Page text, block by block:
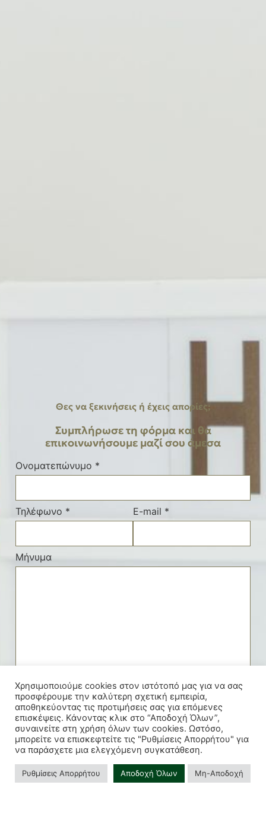
Θες να ξεκινήσεις ή έχεις απορίες;
Συμπλήρωσε τη φόρμα και θα
επικοινωνήσουμε μαζί σου άμεσα
Ονοματεπώνυμο *
Τηλέφωνο * E-mail *
Μήνυμα
Συμφωνώ πως τα παραπάνω συμπληρωμένα στοιχεία, θα
χρησιμοποιηθούν από αυτή την ιστοσελίδα για
επικοινωνιακούς σκοπούς.
Χρησιμοποιούμε cookies στον ιστότοπό μας για να σας
προσφέρουμε την καλύτερη σχετική εμπειρία,
αποθηκεύοντας τις προτιμήσεις σας για επόμενες
επισκέψεις. Κάνοντας κλικ στο “Αποδοχή Όλων”,
συναινείτε στη χρήση όλων των cookies. Ωστόσο,
μπορείτε να επισκεφτείτε τις "Ρυθμίσεις Απορρήτου" για
να παράσχετε μια ελεγχόμενη συγκατάθεση.
Ρυθμίσεις Απορρήτου Αποδοχή Όλων Μη-Αποδοχή